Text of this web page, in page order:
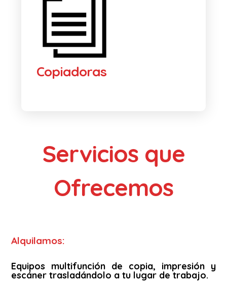
Copiadoras
Servicios que
Ofrecemos
Alquilamos:
Equipos multifunción de copia, impresión y
escáner trasladándolo a tu lugar de trabajo.